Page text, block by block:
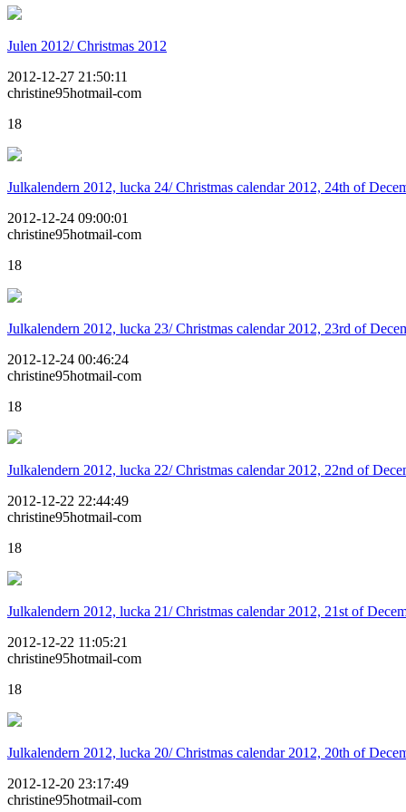
Julen 2012/ Christmas 2012
2012-12-27 21:50:11
christine95hotmail-com
18
Julkalendern 2012, lucka 24/ Christmas calendar 2012, 24th of
2012-12-24 09:00:01
christine95hotmail-com
18
Julkalendern 2012, lucka 23/ Christmas calendar 2012, 23rd of
2012-12-24 00:46:24
christine95hotmail-com
18
Julkalendern 2012, lucka 22/ Christmas calendar 2012, 22nd of
2012-12-22 22:44:49
christine95hotmail-com
18
Julkalendern 2012, lucka 21/ Christmas calendar 2012, 21st of
2012-12-22 11:05:21
christine95hotmail-com
18
Julkalendern 2012, lucka 20/ Christmas calendar 2012, 20th of
2012-12-20 23:17:49
christine95hotmail-com